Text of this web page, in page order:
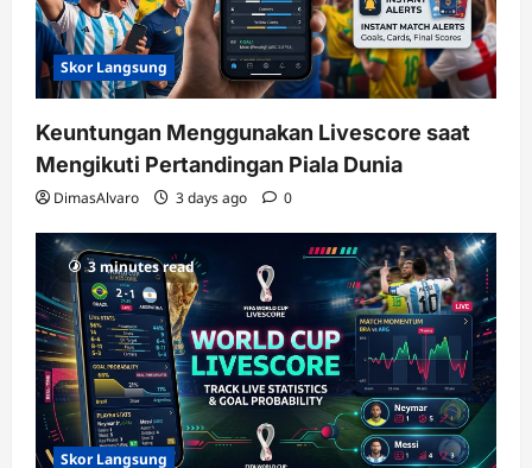
Skor Langsung
Keuntungan Menggunakan Livescore saat
Mengikuti Pertandingan Piala Dunia
DimasAlvaro 3 days ago 0
3 minutes read
Skor Langsung